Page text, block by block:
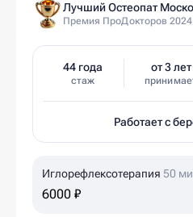
Лучший Остеопат
Премия ПроДокторов 2024
44 года
стаж
от 3 лет
Работает с
Иглорефлексотерапия 50
6000 ₽